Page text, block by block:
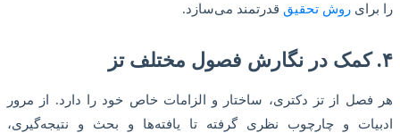
را برای روش تحقیق قدرتمند می‌سازد.
۴. کمک در نگارش فصول مختلف تز
هر فصل از تز دکتری، ساختار و الزامات خاص خود را دارد. از مرور
ادبیات و چارچوب نظری گرفته تا یافته‌ها و بحث و نتیجه‌گیری،